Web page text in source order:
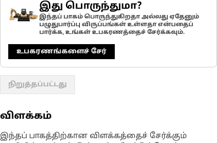
இது பொருந்துமா?
இந்தப் பாகம் பொருந்துகிறதா அல்லது ஏதேனும்
பழுதுபார்ப்பு விருப்பங்கள் உள்ளதா என்பதைப்
பார்க்க, உங்கள் உபகரணத்தைச் சேர்க்கவும்.
உபகரணங்களைச் சேர்
நிறுத்தப்பட்டது
விளக்கம்
இந்தப் பாகத்திற்கான விளக்கத்தைச் சேர்க்கும்